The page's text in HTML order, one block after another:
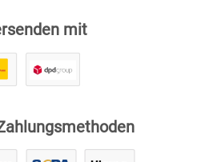
mit